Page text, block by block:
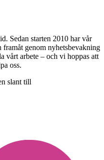
Sedan starten 2010 har vår
genom nyhetsbevakning
vårt arbete – och vi hoppas att
oss.
slant till